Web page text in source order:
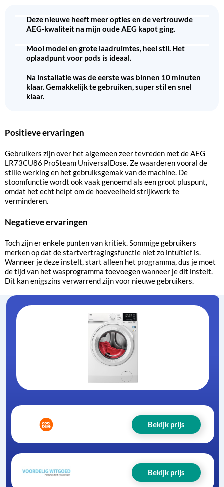
Deze nieuwe heeft meer opties en de vertrouwde
AEG-kwaliteit na mijn oude AEG kapot ging.
Mooi model en grote laadruimtes, heel stil. Het
oplaadpunt voor pods is ideaal.
Na installatie was de eerste was binnen 10 minuten
klaar. Gemakkelijk te gebruiken, super stil en snel
klaar.
Positieve ervaringen
Gebruikers zijn over het algemeen zeer tevreden met de AEG
LR73CU86 ProSteam UniversalDose. Ze waarderen vooral de
stille werking en het gebruiksgemak van de machine. De
stoomfunctie wordt ook vaak genoemd als een groot pluspunt,
omdat het echt helpt om de hoeveelheid strijkwerk te
verminderen.
Negatieve ervaringen
Toch zijn er enkele punten van kritiek. Sommige gebruikers
merken op dat de startvertragingsfunctie niet zo intuïtief is.
Wanneer je deze instelt, start alleen het programma, dus je moet
de tijd van het wasprogramma toevoegen wanneer je dit instelt.
Dit kan enigszins verwarrend zijn voor nieuwe gebruikers.
Bekijk prijs
Bekijk prijs